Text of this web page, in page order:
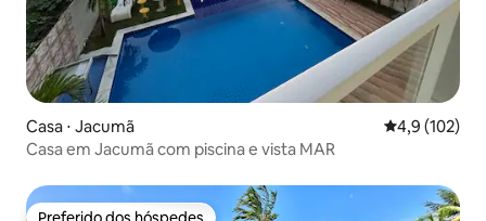
Casa ⋅ Jacumã 4,9 de uma
4,9 (102)
Casa em Jacumã com piscina e vista MAR